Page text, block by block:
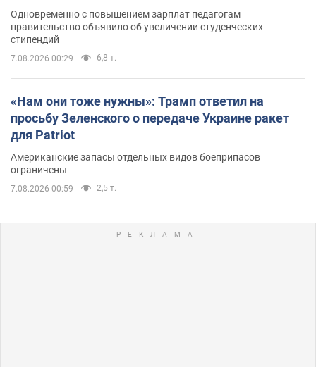
Одновременно с повышением зарплат педагогам
правительство объявило об увеличении студенческих
стипендий
7.08.2026 00:29 6,8 т.
«Нам они тоже нужны»: Трамп ответил на
просьбу Зеленского о передаче Украине ракет
для Patriot
Американские запасы отдельных видов боеприпасов
ограничены
7.08.2026 00:59 2,5 т.